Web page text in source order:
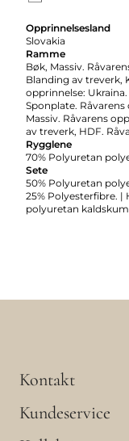
Opprinnelsesland
Slovakia
Ramme
Bøk, Massiv.
Blanding av treverk,
opprinnelse:
Sponplate. Råvarens
Massiv. Råvarens
av treverk, HDF.
Rygglene
70% Polyuretan
Sete
50% Polyuretan
25% Polyesterfibre. |
polyuretan
Kontakt
Kundeservice